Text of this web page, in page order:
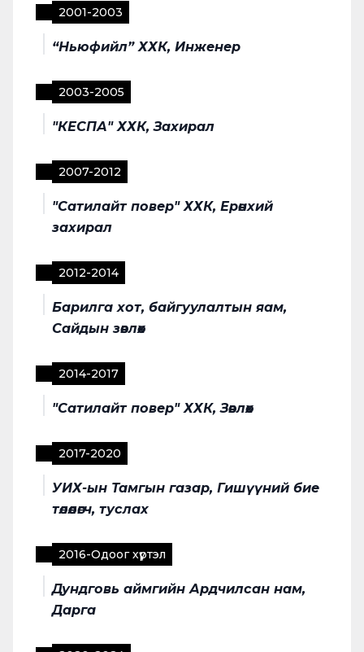
2001-2003
“Ньюфийл” ХХК, Инженер
2003-2005
"КЕСПА" ХХК, Захирал
2007-2012
"Сатилайт повер" ХХК, Ерөнхий
захирал
2012-2014
Барилга хот, байгуулалтын яам,
Сайдын зөвлөх
2014-2017
"Сатилайт повер" ХХК, Зөвлөх
2017-2020
УИХ-ын Тамгын газар, Гишүүний бие
төлөөлөгч, туслах
2016-Одоог хүртэл
Дундговь аймгийн Ардчилсан нам,
Дарга